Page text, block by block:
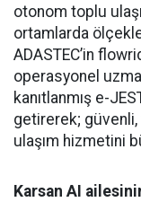
otonom toplu
ortamlarda
ADASTEC’in
operasyonel
kanıtlanmış e-
getirerek;
ulaşım hizmetini
Karsan AI